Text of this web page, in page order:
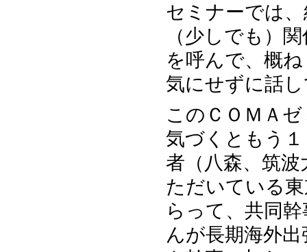
セミナーでは
（少しでも）
を呼んで、概
気にせずに話
このＣＯＭＡ
気づくともう
者（八森、筑
ただいている
らって、共同
んが長期海外